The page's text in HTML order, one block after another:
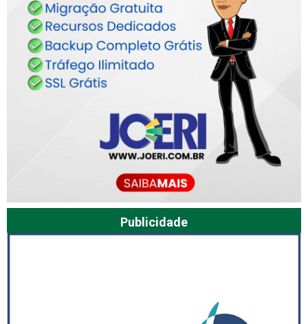
Publicidade